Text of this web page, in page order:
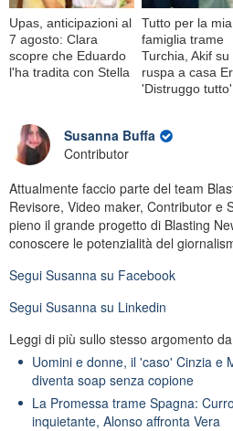
Upas, anticipazioni al
7 agosto: Clara
scopre che Eduardo
l'ha tradita con Stella
Tutto per la mia
famiglia trame
Turchia, Akif su
ruspa a casa
'Distruggo tutto'
Susanna Buffa
Contributor
Attualmente faccio parte del team
Revisore, Video maker, Contributor e
pieno il grande progetto di Blasting
conoscere le potenzialità del
Segui Susanna su Facebook
Segui Susanna su Linkedin
Leggi di più sullo stesso argomento
Uomini e donne, il 'caso' Cinzia e
diventa soap senza copione
La Promessa trame Spagna:
inquietante, Alonso affronta Vera